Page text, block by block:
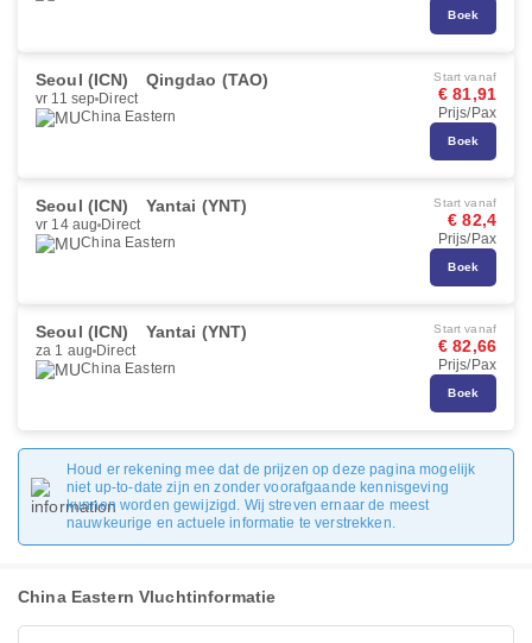
Boek
Seoul (ICN) Qingdao (TAO)
vr 11 sep Direct
China Eastern
Start vanaf
€ 81,91
Prijs/Pax
Boek
Seoul (ICN) Yantai (YNT)
vr 14 aug Direct
China Eastern
Start vanaf
€ 82,4
Prijs/Pax
Boek
Seoul (ICN) Yantai (YNT)
za 1 aug Direct
China Eastern
Start vanaf
€ 82,66
Prijs/Pax
Boek
Houd er rekening mee dat de prijzen op deze pagina mogelijk
niet up-to-date zijn en zonder voorafgaande kennisgeving
kunnen worden gewijzigd. Wij streven ernaar de meest
nauwkeurige en actuele informatie te verstrekken.
China Eastern Vluchtinformatie